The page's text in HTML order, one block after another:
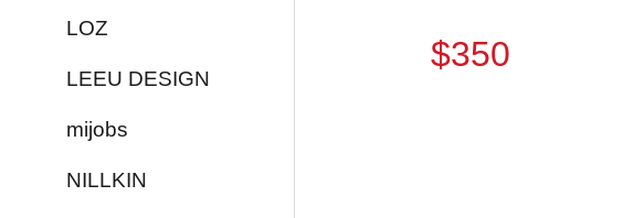
LOZ
LEEU DESIGN
mijobs
NILLKIN
$350